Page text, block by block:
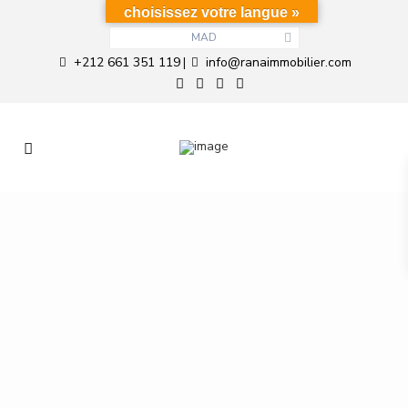
MAD
+212 661 351 119| info@ranaimmobilier.com
choisissez votre langue »